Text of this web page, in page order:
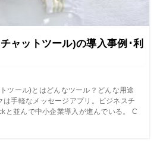
ャットツール)の導入事例･利
ツール)とはどんなツール？どんな用途
は手軽なメッセージアプリ。ビジネスチ
と並んで中小企業導入が進んでいる。 C